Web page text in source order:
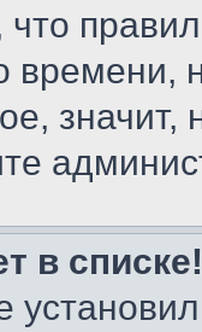
значит,
в списке!